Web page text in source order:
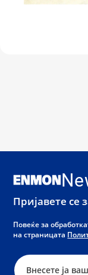
Пријавете се
Повеќе за
на страницата